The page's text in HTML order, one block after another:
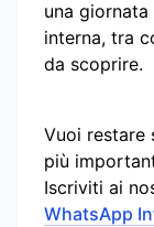
una
interna, tra
da scoprire.
Vuoi restare
più
Iscriviti ai
WhatsApp